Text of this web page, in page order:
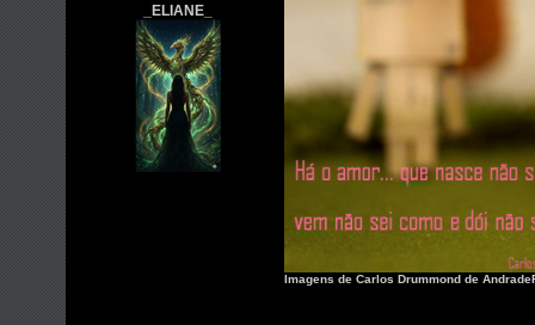
_ELIANE_
Imagens de Carlos Drummond de